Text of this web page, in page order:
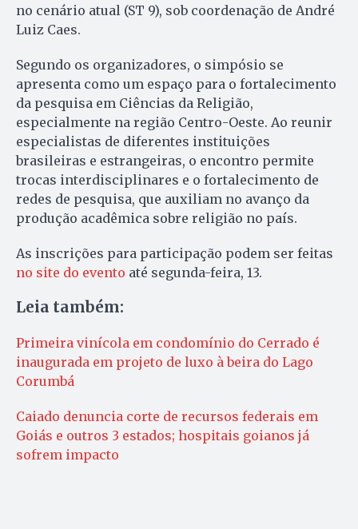
no cenário atual (ST 9), sob coordenação de André
Luiz Caes.
Segundo os organizadores, o simpósio se
apresenta como um espaço para o fortalecimento
da pesquisa em Ciências da Religião,
especialmente na região Centro-Oeste. Ao reunir
especialistas de diferentes instituições
brasileiras e estrangeiras, o encontro permite
trocas interdisciplinares e o fortalecimento de
redes de pesquisa, que auxiliam no avanço da
produção acadêmica sobre religião no país.
As inscrições para participação podem ser feitas
no site do evento até segunda-feira, 13.
Leia também:
Primeira vinícola em condomínio do Cerrado é
inaugurada em projeto de luxo à beira do Lago
Corumbá
Caiado denuncia corte de recursos federais em
Goiás e outros 3 estados; hospitais goianos já
sofrem impacto